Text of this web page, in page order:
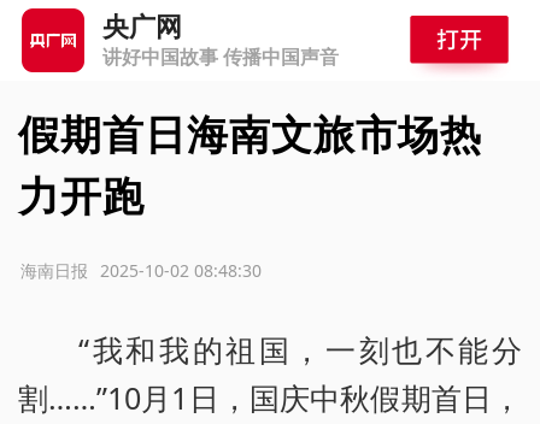
央广网
讲好中国故事 传播中国声音
假期首日海南文旅市场热
力开跑
2025-10-02 08:48:30
海南日报
“我和我的祖国，一刻也不能分
割……”10月1日，国庆中秋假期首日，